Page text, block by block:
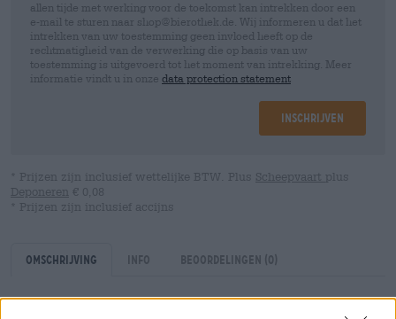
allen tijde met werking voor de toekomst kan intrekken door een
e-mail te sturen naar shop@bierothek.de. Wij informeren u dat het
intrekken van uw toestemming geen invloed heeft op de
rechtmatigheid van de verwerking die op basis van uw
toestemming is uitgevoerd tot het moment van intrekking. Meer
informatie vindt u in onze data protection statement
Inschrijven
* Prijzen zijn inclusief wettelijke BTW. Plus Scheepvaart plus
Deponeren € 0,08
* Prijzen zijn inclusief accijns
Omschrijving Info Beoordelingen (0)